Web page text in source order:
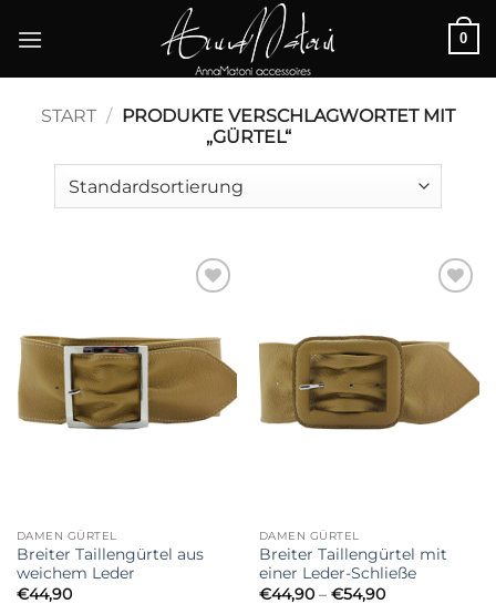
Inhalt
0
START / PRODUKTE VERSCHLAGWORTET MIT
„GÜRTEL“
DAMEN GÜRTEL
Breiter Taillengürtel aus
weichem Leder
€44,90
DAMEN GÜRTEL
Breiter Taillengürtel mit
einer Leder-Schließe
€44,90 – €54,90Preisspanne: